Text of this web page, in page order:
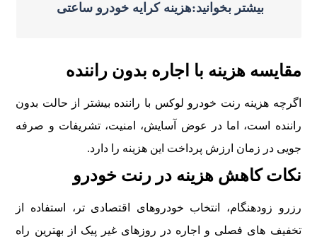
بیشتر بخوانید:هزینه کرایه خودرو ساعتی
مقایسه هزینه با اجاره بدون راننده
اگرچه هزینه رنت خودرو لوکس با راننده بیشتر از حالت بدون
راننده است، اما در عوض آسایش، امنیت، تشریفات و صرفه
جویی در زمان ارزش پرداخت این هزینه را دارد.
نکات کاهش هزینه در رنت خودرو
رزرو زودهنگام، انتخاب خودروهای اقتصادی تر، استفاده از
تخفیف های فصلی و اجاره در روزهای غیر پیک از بهترین راه